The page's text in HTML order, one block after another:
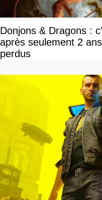
Donjons & Dragons :
après seulement 2
perdus